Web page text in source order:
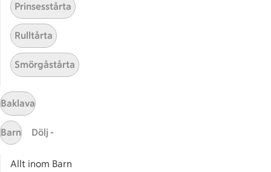
Handla
Handla online
ICAs matkasse
Catering
Handla som företag
Gaston
ICAs tjänster
ICA-appen
Prinsesstårta
Rulltårta
Smörgåstårta
Baklava
Barn Dölj -
Allt inom Barn